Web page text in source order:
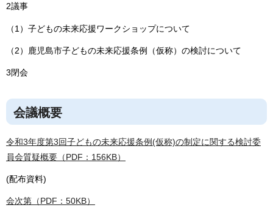
2議事
（1）子どもの未来応援ワークショップについて
（2）鹿児島市子どもの未来応援条例（仮称）の検討について
3閉会
会議概要
令和3年度第3回子どもの未来応援条例(仮称)の制定に関する検討委
員会質疑概要（PDF：156KB）
(配布資料)
会次第（PDF：50KB）